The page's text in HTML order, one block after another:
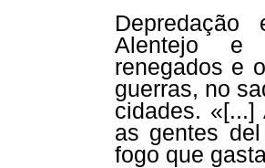
Alentejo e
renegados e
guerras, no
cidades.
as gentes
fogo que